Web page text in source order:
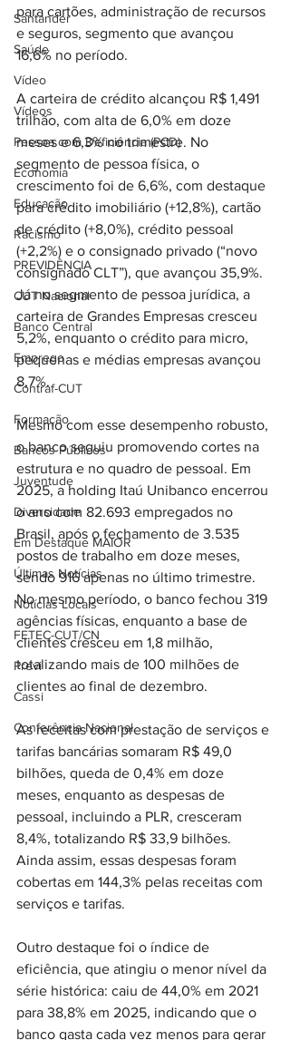
Santander
Saúde
Vídeo
Vídeos
Pessoa com Deficiência (PCD)
Economia
Educação
Racismo
PREVIDÊNCIA
CUT Nacional
Banco Central
Emprego
Contraf-CUT
Formação
Bancos Públicos
Juventude
Diversidade
Em Destaque MAIOR
Últimas Notícias
Notícias Locais
FETEC-CUT/CN
Previ
Cassi
Conferência Nacional
para cartões, administração de recursos
e seguros, segmento que avançou
16,6% no período.
A carteira de crédito alcançou R$ 1,491
trilhão, com alta de 6,0% em doze
meses e 6,3% no trimestre. No
segmento de pessoa física, o
crescimento foi de 6,6%, com destaque
para crédito imobiliário (+12,8%), cartão
de crédito (+8,0%), crédito pessoal
(+2,2%) e o consignado privado (“novo
consignado CLT”), que avançou 35,9%.
Já no segmento de pessoa jurídica, a
carteira de Grandes Empresas cresceu
5,2%, enquanto o crédito para micro,
pequenas e médias empresas avançou
8,7%.
Mesmo com esse desempenho robusto,
o banco seguiu promovendo cortes na
estrutura e no quadro de pessoal. Em
2025, a holding Itaú Unibanco encerrou
o ano com 82.693 empregados no
Brasil, após o fechamento de 3.535
postos de trabalho em doze meses,
sendo 916 apenas no último trimestre.
No mesmo período, o banco fechou 319
agências físicas, enquanto a base de
clientes cresceu em 1,8 milhão,
totalizando mais de 100 milhões de
clientes ao final de dezembro.
As receitas com prestação de serviços e
tarifas bancárias somaram R$ 49,0
bilhões, queda de 0,4% em doze
meses, enquanto as despesas de
pessoal, incluindo a PLR, cresceram
8,4%, totalizando R$ 33,9 bilhões.
Ainda assim, essas despesas foram
cobertas em 144,3% pelas receitas com
serviços e tarifas.
Outro destaque foi o índice de
eficiência, que atingiu o menor nível da
série histórica: caiu de 44,0% em 2021
para 38,8% em 2025, indicando que o
banco gasta cada vez menos para gerar